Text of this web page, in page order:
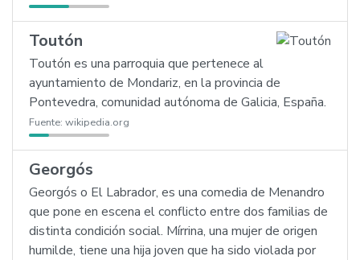
Toutón
Toutón es una parroquia que pertenece al
ayuntamiento de Mondariz, en la provincia de
Pontevedra, comunidad autónoma de Galicia, España.
Fuente: wikipedia.org
Georgós
Georgós o El Labrador, es una comedia de Menandro
que pone en escena el conflicto entre dos familias de
distinta condición social. Mírrina, una mujer de origen
humilde, tiene una hija joven que ha sido violada por